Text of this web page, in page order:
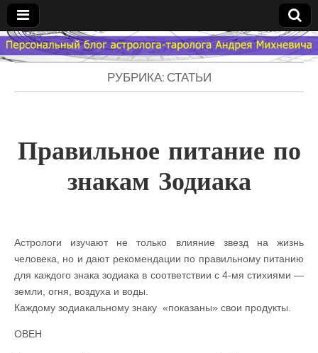
Гороскоп
Мой
Знак
Зодиака
РУБРИКА: СТАТЬИ
Правильное питание по
знакам Зодиака
Астрологи изучают не только влияние звезд на жизнь
человека, но и дают рекомендации по правильному питанию
для каждого знака зодиака в соответствии с 4-мя стихиями —
земли, огня, воздуха и воды.
Каждому зодиакальному знаку «показаны» свои продукты.
ОВЕН